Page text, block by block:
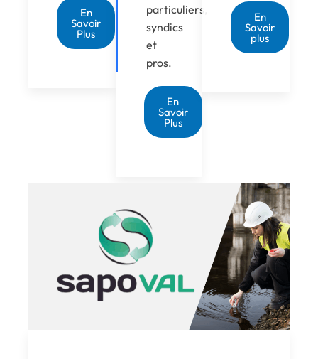
En
Savoir
Plus
particuliers,
syndics
et
pros.
En
Savoir
Plus
En
Savoir
plus